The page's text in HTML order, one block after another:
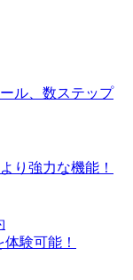
ル、数ステップ
り強力な機能！
験可能！